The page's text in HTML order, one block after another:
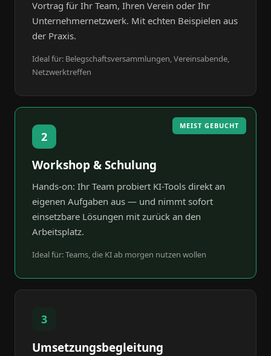
Vortrag für Ihr Team, Ihren Verein oder Ihr
Unternehmernetzwerk. Mit echten Beispielen aus
der Praxis.
Ideal für: Belegschaftsversammlungen, Vereinsabende,
Netzwerktreffen
MEIST GEBUCHT
2
Workshop & Schulung
Hands-on: Ihr Team probiert KI-Tools direkt an
eigenen Aufgaben aus — und nimmt sofort
einsetzbare Lösungen mit zurück an den
Arbeitsplatz.
Ideal für: Teams, die KI ab morgen nutzen wollen
3
Umsetzungsbegleitung